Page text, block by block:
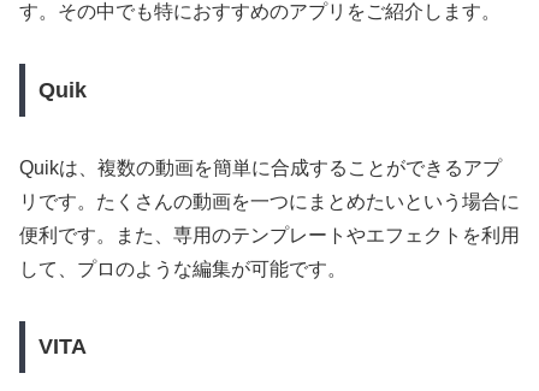
す。その中でも特におすすめのアプリをご紹介します。
Quik
Quikは、複数の動画を簡単に合成することができるアプ
リです。たくさんの動画を一つにまとめたいという場合に
便利です。また、専用のテンプレートやエフェクトを利用
して、プロのような編集が可能です。
VITA